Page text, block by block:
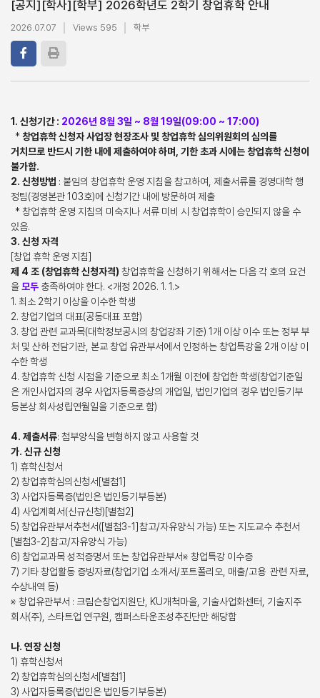
[공지] [학사] [학부] 2026학년도 2학기 창업휴학 안내
2026.07.07 Views 595 학부
1. 신청기간 : 2026년 8월 3일 ~ 8월 19일(09:00 ~ 17:00)
* 창업휴학 신청자 사업장 현장조사 및 창업휴학 심의위원회의 심의를
거치므로 반드시 기한 내에 제출하여야 하며, 기한 초과 시에는 창업휴학 신청이
불가함.
2. 신청방법 : 붙임의 창업휴학 운영 지침을 참고하여, 제출서류를 경영대학 행
정팀(경영본관 103호)에 신청기간 내에 방문하여 제출
* 창업휴학 운영 지침의 미숙지나 서류 미비 시 창업휴학이 승인되지 않을 수
있음.
3. 신청 자격
[창업 휴학 운영 지침]
제 4 조 (창업휴학 신청자격) 창업휴학을 신청하기 위해서는 다음 각 호의 요건
을모두 충족하여야 한다. <개정 2026. 1. 1.>
1. 최소 2학기 이상을 이수한 학생
2. 창업기업의 대표(공동대표 포함)
3. 창업 관련 교과목(대학정보공시의 창업강좌 기준) 1개 이상 이수 또는 정부 부
처 및 산하 전담기관, 본교 창업 유관부서에서 인정하는 창업특강을 2개 이상 이
수한 학생
4. 창업휴학 신청 시점을 기준으로 최소 1개월 이전에 창업한 학생(창업기준일
은 개인사업자의 경우 사업자등록증상의 개업일, 법인기업의 경우 법인등기부
등본상 회사성립연월일을 기준으로 함)
4. 제출서류: 첨부양식을 변형하지 않고 사용할 것
가. 신규 신청
1) 휴학신청서
2) 창업휴학심의신청서[별첨1]
3) 사업자등록증(법인은 법인등기부등본)
4) 사업계획서(신규신청)[별첨2]
5) 창업유관부서추천서([별첨3-1]참고/자유양식 가능) 또는 지도교수 추천서
[별첨3-2]참고/자유양식 가능)
6) 창업교과목 성적증명서 또는 창업유관부서※ 창업특강 이수증
7) 기타 창업활동 증빙자료(창업기업 소개서/포트폴리오, 매출/고용 관련 자료,
수상내역 등)
※ 창업유관부서 : 크림슨창업지원단, KU개척마을, 기술사업화센터, 기술지주
회사(주), 스타트업 연구원, 캠퍼스타운조성추진단만 해당함
나. 연장 신청
1) 휴학신청서
2) 창업휴학심의신청서[별첨1]
3) 사업자등록증(법인은 법인등기부등본)